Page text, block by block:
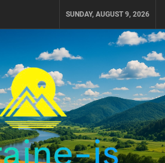
SUNDAY, AUGUST 9, 2026